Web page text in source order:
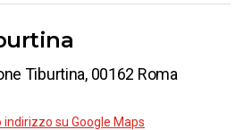
Tiburtina, 00162 Roma
su Google Maps